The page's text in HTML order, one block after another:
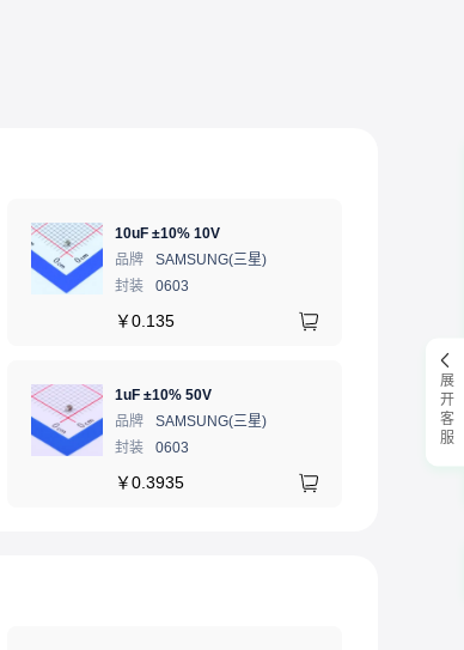
10uF ±10% 10V
品牌
SAMSUNG(三星)
封装
0603
￥0.135
1uF ±10% 50V
品牌
SAMSUNG(三星)
封装
0603
￥0.3935
展开客服